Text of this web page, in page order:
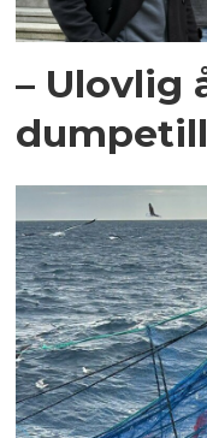
– Ulovlig